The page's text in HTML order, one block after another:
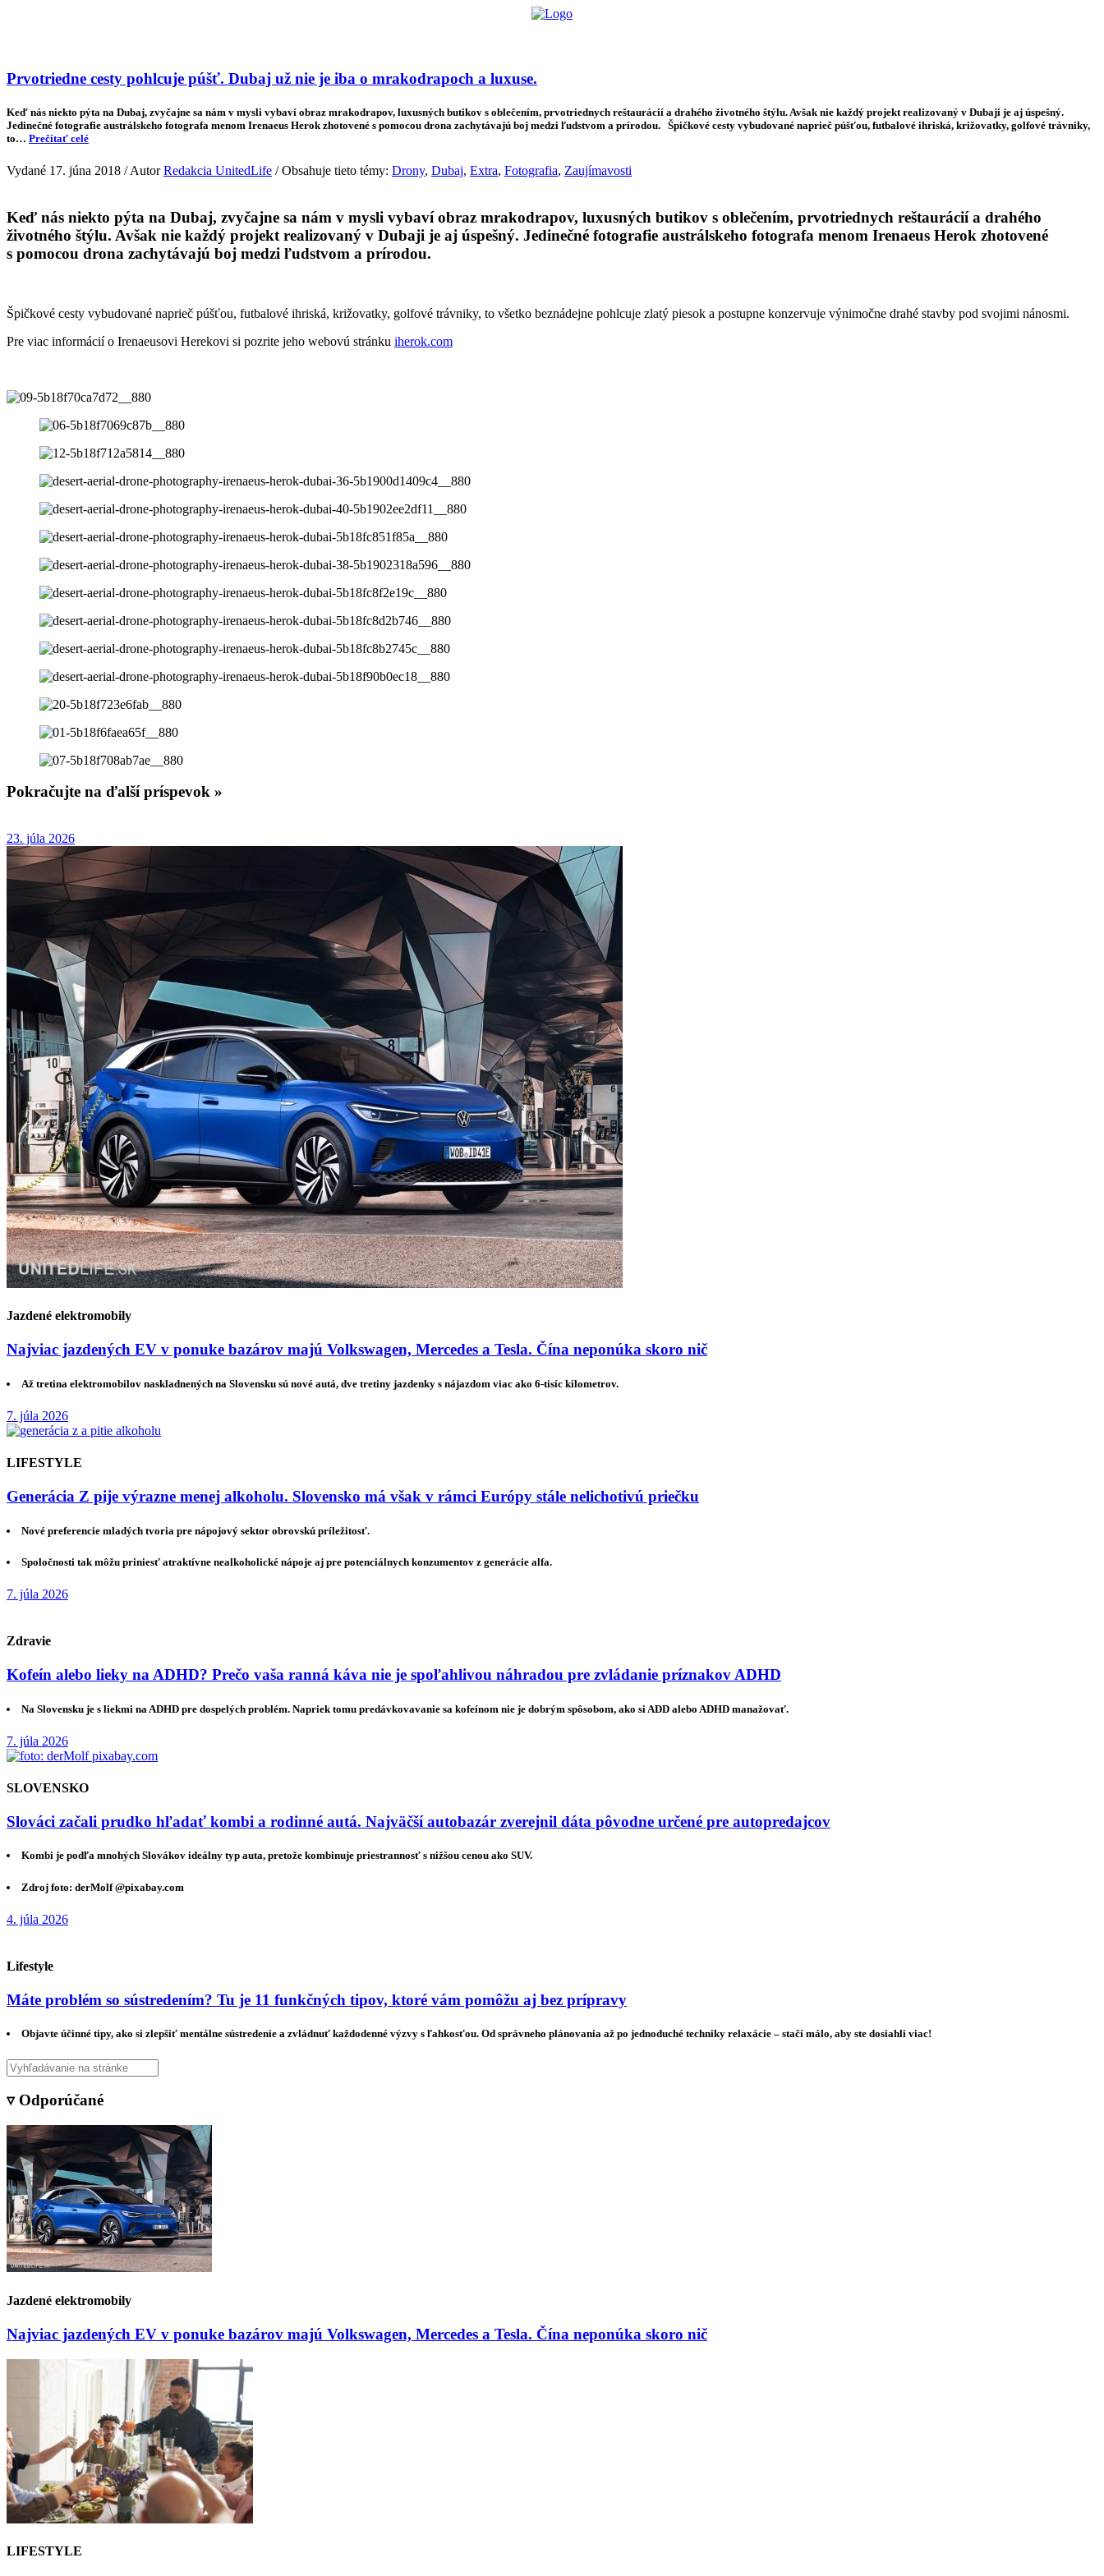
Prvotriedne cesty pohlcuje púšť. Dubaj už nie je iba o mrakodrapoch a luxuse.
Keď nás niekto pýta na Dubaj, zvyčajne sa nám v mysli vybaví obraz mrakodrapov, luxusných butikov s oblečením, prvotriednych reštaurácií a drahého životného štýlu. Avšak nie každý projekt realizovaný v Dubaji je aj úspešný.
Jedinečné fotografie austrálskeho fotografa menom Irenaeus Herok zhotovené s pomocou drona zachytávajú boj medzi ľudstvom a prírodou. Špičkové cesty vybudované naprieč púšťou, futbalové ihriská, križovatky, golfové trávniky,
to… Prečítať celé
Vydané 17. júna 2018 / AutorRedakcia UnitedLife / Obsahuje tieto témy: Drony, Dubaj, Extra, Fotografia, Zaujímavosti
Keď nás niekto pýta na Dubaj, zvyčajne sa nám v mysli vybaví obraz mrakodrapov, luxusných butikov s oblečením, prvotriednych reštaurácií a drahého
životného štýlu. Avšak nie každý projekt realizovaný v Dubaji je aj úspešný. Jedinečné fotografie austrálskeho fotografa menom Irenaeus Herok zhotovené
s pomocou drona zachytávajú boj medzi ľudstvom a prírodou.
Špičkové cesty vybudované naprieč púšťou, futbalové ihriská, križovatky, golfové trávniky, to všetko beznádejne pohlcuje zlatý piesok a postupne konzervuje výnimočne drahé stavby pod svojimi nánosmi.
Pre viac informácií o Irenaeusovi Herekovi si pozrite jeho webovú stránku iherok.com
Pokračujte na ďalší príspevok »
23. júla 2026
Jazdené elektromobily
Najviac jazdených EV v ponuke bazárov majú Volkswagen, Mercedes a Tesla. Čína neponúka skoro nič
Až tretina elektromobilov naskladnených na Slovensku sú nové autá, dve tretiny jazdenky s nájazdom viac ako 6-tisíc kilometrov.
7. júla 2026
LIFESTYLE
Generácia Z pije výrazne menej alkoholu. Slovensko má však v rámci Európy stále nelichotivú priečku
Nové preferencie mladých tvoria pre nápojový sektor obrovskú príležitosť.
Spoločnosti tak môžu priniesť atraktívne nealkoholické nápoje aj pre potenciálnych konzumentov z generácie alfa.
7. júla 2026
Zdravie
Kofeín alebo lieky na ADHD? Prečo vaša ranná káva nie je spoľahlivou náhradou pre zvládanie príznakov ADHD
Na Slovensku je s liekmi na ADHD pre dospelých problém. Napriek tomu predávkovavanie sa kofeínom nie je dobrým spôsobom, ako si ADD alebo ADHD manažovať.
7. júla 2026
SLOVENSKO
Slováci začali prudko hľadať kombi a rodinné autá. Najväčší autobazár zverejnil dáta pôvodne určené pre autopredajcov
Kombi je podľa mnohých Slovákov ideálny typ auta, pretože kombinuje priestrannosť s nižšou cenou ako SUV.
Zdroj foto: derMolf @pixabay.com
4. júla 2026
Lifestyle
Máte problém so sústredením? Tu je 11 funkčných tipov, ktoré vám pomôžu aj bez prípravy
Objavte účinné tipy, ako si zlepšiť mentálne sústredenie a zvládnuť každodenné výzvy s ľahkosťou. Od správneho plánovania až po jednoduché techniky relaxácie – stačí málo, aby ste dosiahli viac!
▿ Odporúčané
Jazdené elektromobily
Najviac jazdených EV v ponuke bazárov majú Volkswagen, Mercedes a Tesla. Čína neponúka skoro nič
LIFESTYLE